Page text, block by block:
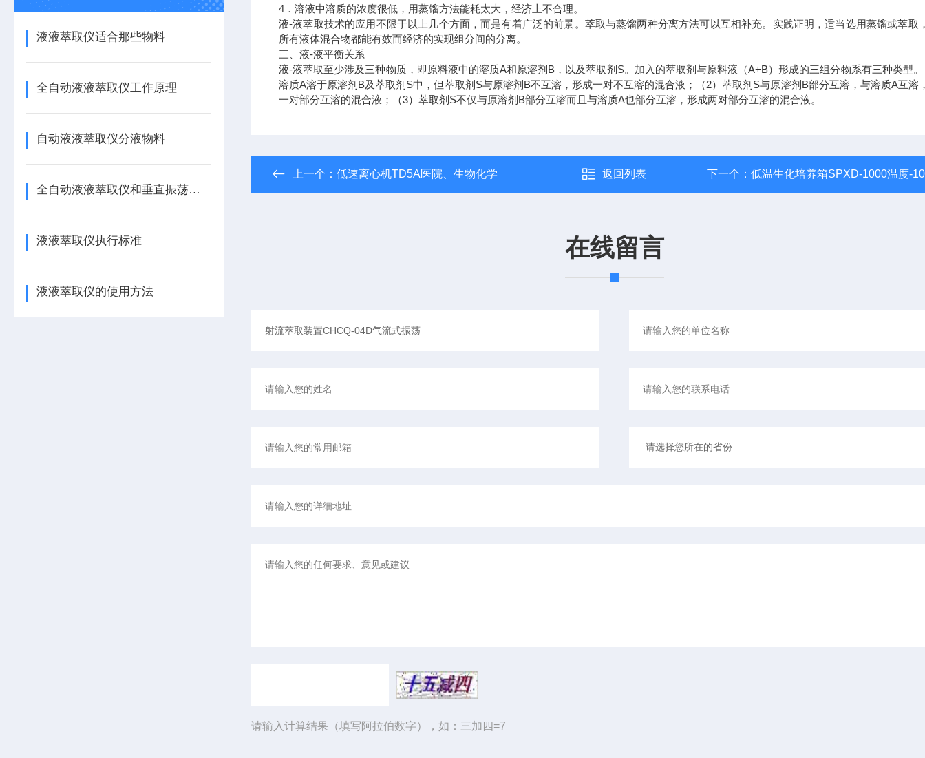
液液萃取仪适合那些物料
全自动液液萃取仪工作原理
自动液液萃取仪分液物料
全自动液液萃取仪和垂直振荡器的区别
液液萃取仪执行标准
液液萃取仪的使用方法
4．溶液中溶质的浓度很低，用蒸馏方法能耗太大，经济上不合理。
液-液萃取技术的应用不限于以上几个方面，而是有着广泛的前景。萃取与蒸馏两种分离方法可以互相补充。实践证明，适当选用蒸馏或萃取
所有液体混合物都能有效而经济的实现组分间的分离。
三、液-液平衡关系
液-液萃取至少涉及三种物质，即原料液中的溶质A和原溶剂B，以及萃取剂S。加入的萃取剂与原料液（A+B）形成的三组分物系有三种类型
溶质A溶于原溶剂B及萃取剂S中，但萃取剂S与原溶剂B不互溶，形成一对不互溶的混合液；（2）萃取剂S与原溶剂B部分互溶，与溶质A互溶
一对部分互溶的混合液；（3）萃取剂S不仅与原溶剂B部分互溶而且与溶质A也部分互溶，形成两对部分互溶的混合液。
上一个： 低速离心机TD5A医院、生物化学 返回列表 下一个： 低温生化培养箱SPXD-1000温度-
在线留言
请输入计算结果（填写阿拉伯数字），如：三加四=7